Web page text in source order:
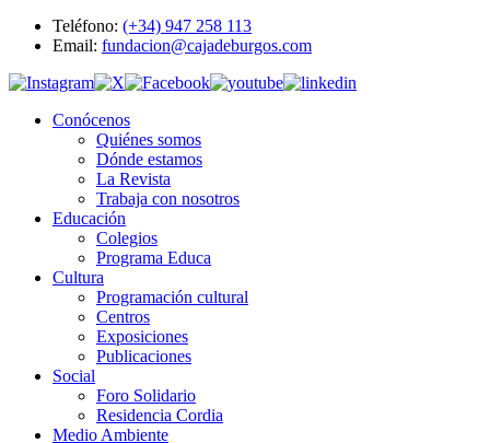
Teléfono: (+34) 947 258 113
Email: fundacion@cajadeburgos.com
Conócenos
Quiénes somos
Dónde estamos
La Revista
Trabaja con nosotros
Educación
Colegios
Programa Educa
Cultura
Programación cultural
Centros
Exposiciones
Publicaciones
Social
Foro Solidario
Residencia Cordia
Medio Ambiente